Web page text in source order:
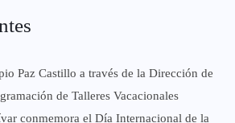
Paz Castillo a través de la Dirección de
de Talleres Vacacionales
conmemora el Día Internacional de la